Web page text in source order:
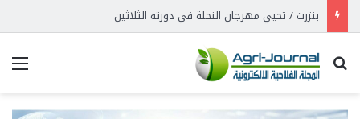
بنزرت / تحيي مهرجان النحلة في دورته الثلاثين
بحث عن